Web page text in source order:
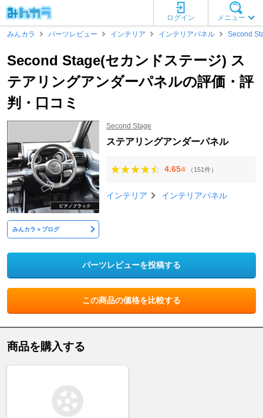
メニュー
ログイン
みんカラ
パーツレビュー インテリア インテリアパネル Second
Second Stage(セカンドステージ) ス
テアリングアンダーパネルの評価・評
判・口コミ
みんカラ＋ブログ
Second Stage
ステアリングアンダーパネル
4.65点 （151件）
インテリア インテリアパネル
パーツレビューを投稿する
この商品の価格を比較する
商品を購入する